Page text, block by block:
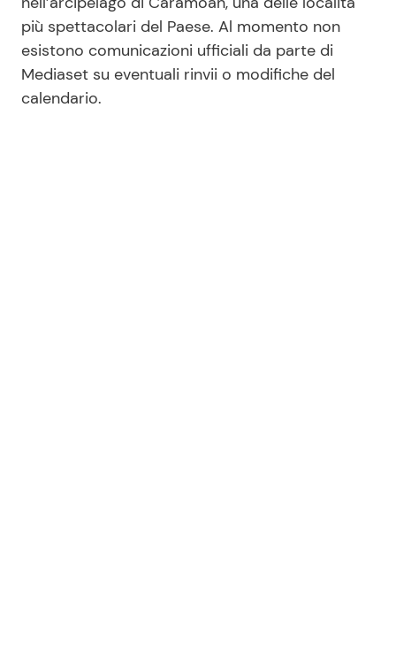
più spettacolari del Paese. Al momento non
esistono comunicazioni ufficiali da parte di
Mediaset su eventuali rinvii o modifiche del
calendario.